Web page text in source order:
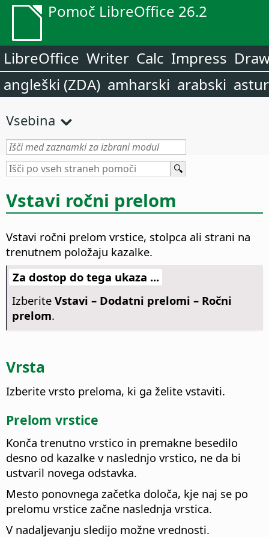
Pomoč LibreOffice 26.2
LibreOffice Writer Calc Impress
angleški (ZDA) amharski arabski
Vsebina
Vstavi ročni prelom
Vstavi ročni prelom vrstice, stolpca ali strani na
trenutnem položaju kazalke.
Za dostop do tega ukaza ...
Izberite Vstavi – Dodatni prelomi – Ročni
prelom.
Vrsta
Izberite vrsto preloma, ki ga želite vstaviti.
Prelom vrstice
Konča trenutno vrstico in premakne besedilo
desno od kazalke v naslednjo vrstico, ne da bi
ustvaril novega odstavka.
Mesto ponovnega začetka določa, kje naj se po
prelomu vrstice začne naslednja vrstica.
V nadaljevanju sledijo možne vrednosti.